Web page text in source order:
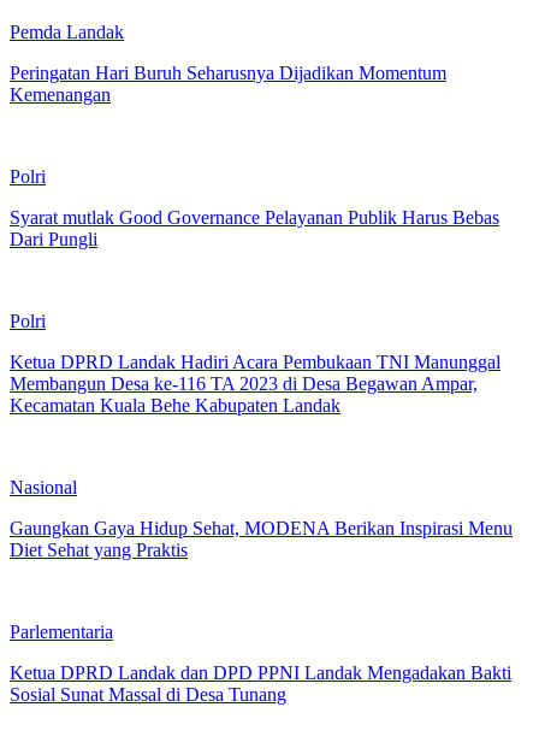
Pemda Landak
Peringatan Hari Buruh Seharusnya Dijadikan Momentum
Kemenangan
Polri
Syarat mutlak Good Governance Pelayanan Publik Harus Bebas
Dari Pungli
Polri
Ketua DPRD Landak Hadiri Acara Pembukaan TNI Manunggal
Membangun Desa ke-116 TA 2023 di Desa Begawan Ampar,
Kecamatan Kuala Behe Kabupaten Landak
Nasional
Gaungkan Gaya Hidup Sehat, MODENA Berikan Inspirasi Menu
Diet Sehat yang Praktis
Parlementaria
Ketua DPRD Landak dan DPD PPNI Landak Mengadakan Bakti
Sosial Sunat Massal di Desa Tunang